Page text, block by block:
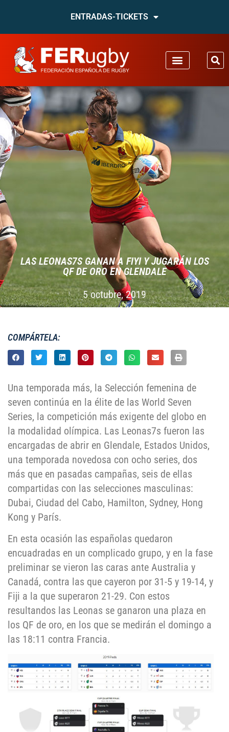
ENTRADAS-TICKETS
LAS LEONAS7S GANAN A FIYI Y JUGARÁN LOS
QF DE ORO EN GLENDALE
5 octubre, 2019
COMPÁRTELA:
Una temporada más, la Selección femenina de
seven continúa en la élite de las World Seven
Series, la competición más exigente del globo en
la modalidad olímpica. Las Leonas7s fueron las
encargadas de abrir en Glendale, Estados Unidos,
una temporada novedosa con ocho series, dos
más que en pasadas campañas, seis de ellas
compartidas con las selecciones masculinas:
Dubai, Ciudad del Cabo, Hamilton, Sydney, Hong
Kong y París.
En esta ocasión las españolas quedaron
encuadradas en un complicado grupo, y en la fase
preliminar se vieron las caras ante Australia y
Canadá, contra las que cayeron por 31-5 y 19-14, y
Fiji a la que superaron 21-29. Con estos
resultandos las Leonas se ganaron una plaza en
los QF de oro, en los que se medirán el domingo a
las 18:11 contra Francia.